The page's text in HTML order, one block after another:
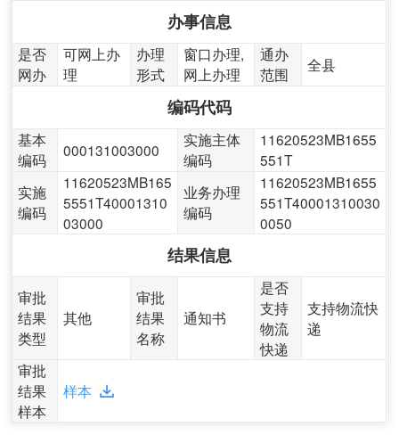
办事信息
是否
网办
可网上办
理
办理
形式
窗口办理,
网上办理
通办
范围
全县
编码代码
基本
编码
000131003000
实施主体
编码
11620523MB1655
551T
实施
编码
11620523MB165
5551T40001310
03000
业务办理
编码
11620523MB1655
551T40001310030
0050
结果信息
审批
结果
类型
其他
审批
结果
名称
通知书
是否
支持
物流
快递
支持物流快
递
审批
结果
样本
样本